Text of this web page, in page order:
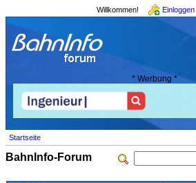
Willkommen! Einloggen
* Werbung *
Startseite
BahnInfo-Forum